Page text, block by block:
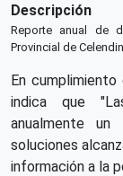
Descripción
Reporte anual de
Provincial de Celendin
En
indica que
anualmente
soluciones
información a la